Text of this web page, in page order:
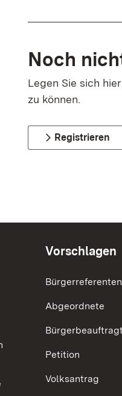
Noch
Legen Sie sich
zu können.
Registrieren
Vorschlagen
Bürgerreferenten
Abgeordnete
Petition
Volksantrag